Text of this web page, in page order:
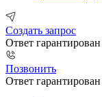
Создать запрос
Ответ
Позвонить
Ответ